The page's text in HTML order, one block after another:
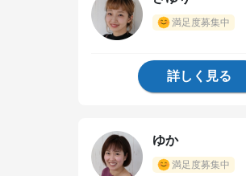
満足度募集中
詳しく見る
ゆか
満足度募集中